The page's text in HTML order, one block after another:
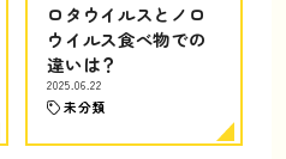
ロタウイルスとノロ
ウイルス食べ物での
違いは？
2025.06.22
未分類